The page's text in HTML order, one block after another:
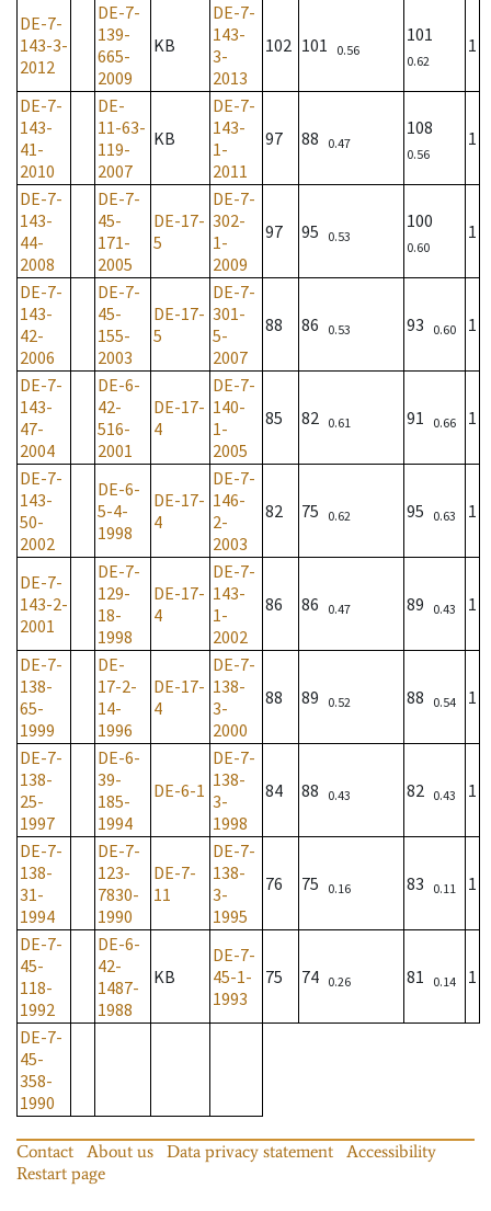
DE-7-
143-3-
2012
DE-7-
139-
665-
2009
KB
DE-7-
143-
3-
2013
102 101 0.56
101
0.62
1
DE-7-
143-
41-
2010
DE-
11-63-
119-
2007
KB
DE-7-
143-
1-
2011
97 88 0.47
108
0.56
1
DE-7-
143-
44-
2008
DE-7-
45-
171-
2005
DE-17-
5
DE-7-
302-
1-
2009
97 95 0.53
100
0.60
1
DE-7-
143-
42-
2006
DE-7-
45-
155-
2003
DE-17-
5
DE-7-
301-
5-
2007
88 86 0.53 93 0.60 1
DE-7-
143-
47-
2004
DE-6-
42-
516-
2001
DE-17-
4
DE-7-
140-
1-
2005
85 82 0.61 91 0.66 1
DE-7-
143-
50-
2002
DE-6-
5-4-
1998
DE-17-
4
DE-7-
146-
2-
2003
82 75 0.62 95 0.63 1
DE-7-
143-2-
2001
DE-7-
129-
18-
1998
DE-17-
4
DE-7-
143-
1-
2002
86 86 0.47 89 0.43 1
DE-7-
138-
65-
1999
DE-
17-2-
14-
1996
DE-17-
4
DE-7-
138-
3-
2000
88 89 0.52 88 0.54 1
DE-7-
138-
25-
1997
DE-6-
39-
185-
1994
DE-6-1
DE-7-
138-
3-
1998
84 88 0.43 82 0.43 1
DE-7-
138-
31-
1994
DE-7-
123-
7830-
1990
DE-7-
11
DE-7-
138-
3-
1995
76 75 0.16 83 0.11 1
DE-7-
45-
118-
1992
DE-6-
42-
1487-
1988
KB
DE-7-
45-1-
1993
75 74 0.26 81 0.14 1
DE-7-
45-
358-
1990
Contact About us Data privacy statement
Accessibility
Restart page